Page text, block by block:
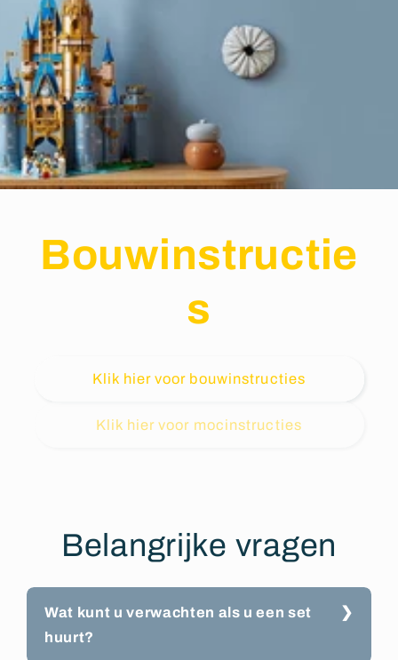
Bouwinstructie
s
Klik hier voor bouwinstructies
Klik hier voor mocinstructies
Belangrijke vragen
Wat kunt u verwachten als u een set
huurt?